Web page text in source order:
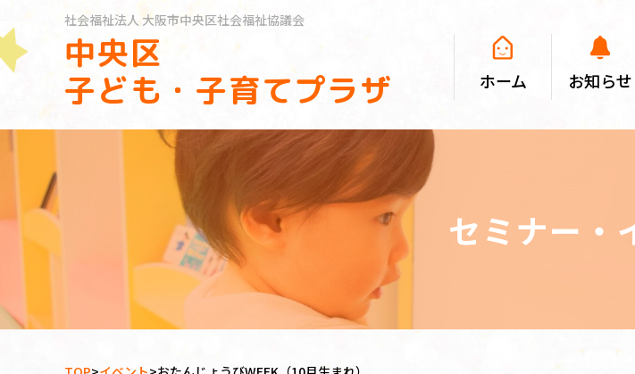
社会福祉法人大阪市中央区社会福祉協議会
中央区
子ども・子育てプラザ
ホーム お知らせ
セミナー・